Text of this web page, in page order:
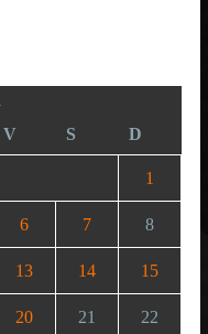
V S D
1
6 7 8
13 14 15
20 21 22